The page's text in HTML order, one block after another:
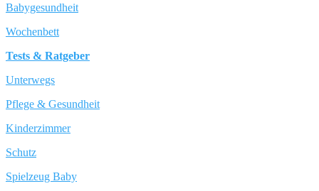
Babygesundheit
Wochenbett
Tests & Ratgeber
Unterwegs
Pflege & Gesundheit
Kinderzimmer
Schutz
Spielzeug Baby